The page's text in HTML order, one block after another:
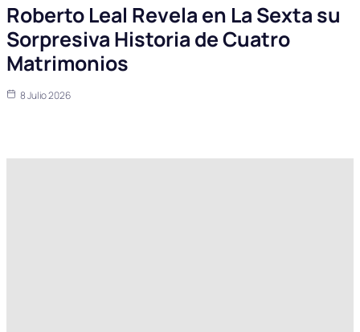
Roberto Leal Revela en La Sexta su
Sorpresiva Historia de Cuatro
Matrimonios
8 Julio 2026